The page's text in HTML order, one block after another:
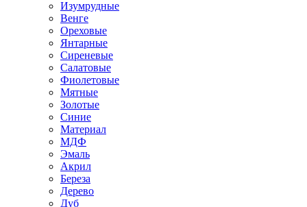
Изумрудные
Венге
Ореховые
Янтарные
Сиреневые
Салатовые
Фиолетовые
Мятные
Золотые
Синие
Материал
МДФ
Эмаль
Акрил
Береза
Дерево
Дуб